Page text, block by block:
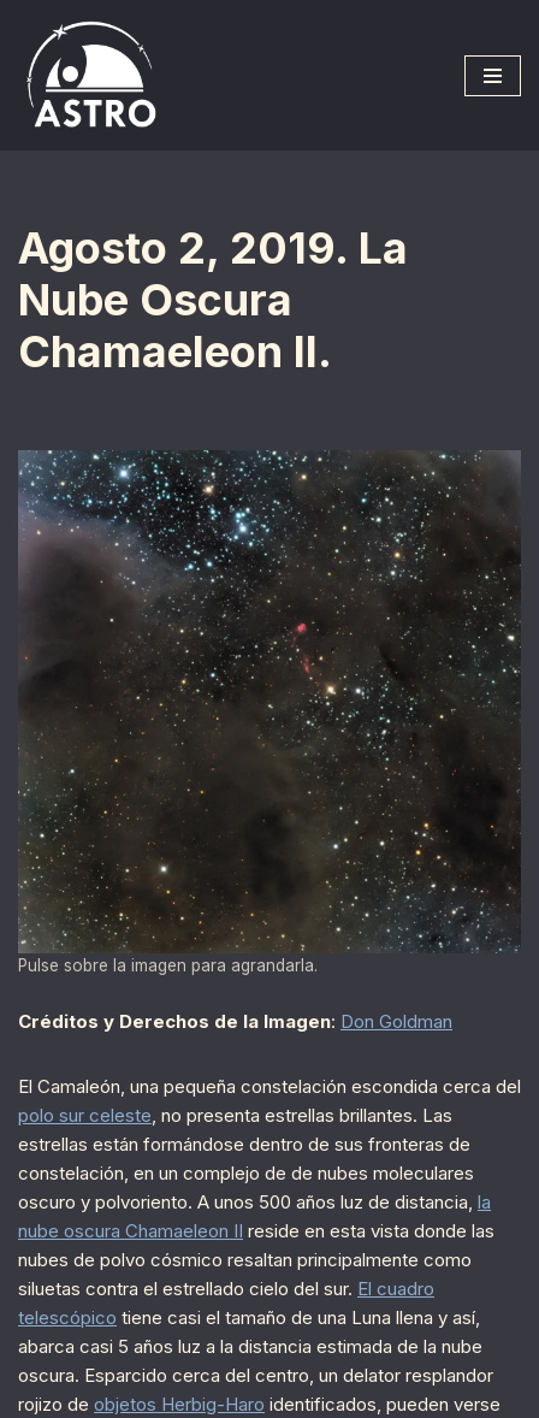
Saltar
al
contenido
Agosto 2, 2019. La
Nube Oscura
Chamaeleon II.
Pulse sobre la imagen para agrandarla.
Créditos y Derechos de la Imagen: Don Goldman
El Camaleón, una pequeña constelación escondida cerca del
polo sur celeste, no presenta estrellas brillantes. Las
estrellas están formándose dentro de sus fronteras de
constelación, en un complejo de de nubes moleculares
oscuro y polvoriento. A unos 500 años luz de distancia, la
nube oscura Chamaeleon II reside en esta vista donde las
nubes de polvo cósmico resaltan principalmente como
siluetas contra el estrellado cielo del sur. El cuadro
telescópico tiene casi el tamaño de una Luna llena y así,
abarca casi 5 años luz a la distancia estimada de la nube
oscura. Esparcido cerca del centro, un delator resplandor
rojizo de objetos Herbig-Haro identificados, pueden verse